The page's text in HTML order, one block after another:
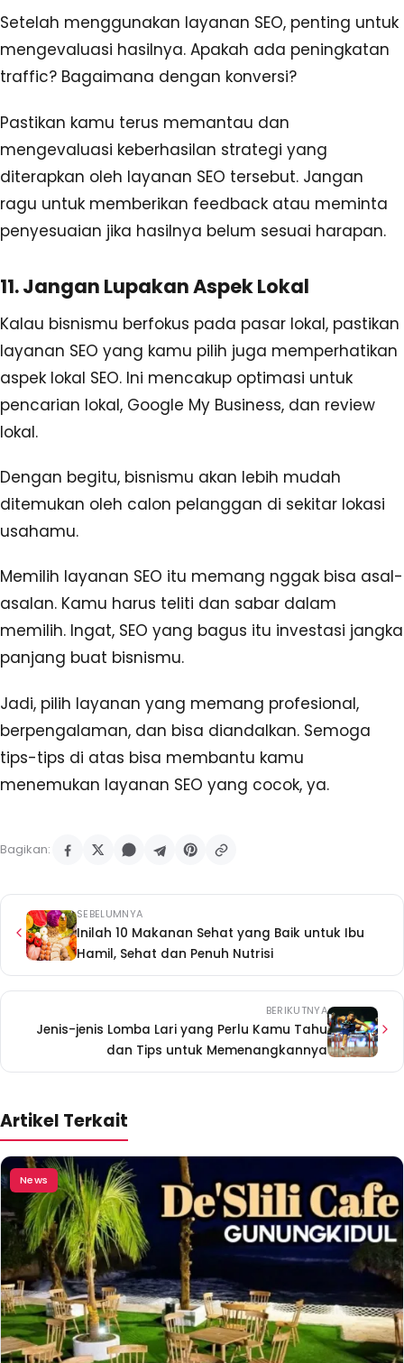
Setelah menggunakan layanan SEO, penting untuk
mengevaluasi hasilnya. Apakah ada peningkatan
traffic? Bagaimana dengan konversi?
Pastikan kamu terus memantau dan
mengevaluasi keberhasilan strategi yang
diterapkan oleh layanan SEO tersebut. Jangan
ragu untuk memberikan feedback atau meminta
penyesuaian jika hasilnya belum sesuai harapan.
11. Jangan Lupakan Aspek Lokal
Kalau bisnismu berfokus pada pasar lokal, pastikan
layanan SEO yang kamu pilih juga memperhatikan
aspek lokal SEO. Ini mencakup optimasi untuk
pencarian lokal, Google My Business, dan review
lokal.
Dengan begitu, bisnismu akan lebih mudah
ditemukan oleh calon pelanggan di sekitar lokasi
usahamu.
Memilih layanan SEO itu memang nggak bisa asal-
asalan. Kamu harus teliti dan sabar dalam
memilih. Ingat, SEO yang bagus itu investasi jangka
panjang buat bisnismu.
Jadi, pilih layanan yang memang profesional,
berpengalaman, dan bisa diandalkan. Semoga
tips-tips di atas bisa membantu kamu
menemukan layanan SEO yang cocok, ya.
Bagikan:
SEBELUMNYA
Inilah 10 Makanan Sehat yang Baik untuk Ibu
Hamil, Sehat dan Penuh Nutrisi
BERIKUTNYA
Jenis-jenis Lomba Lari yang Perlu Kamu Tahu
dan Tips untuk Memenangkannya
Artikel Terkait
News